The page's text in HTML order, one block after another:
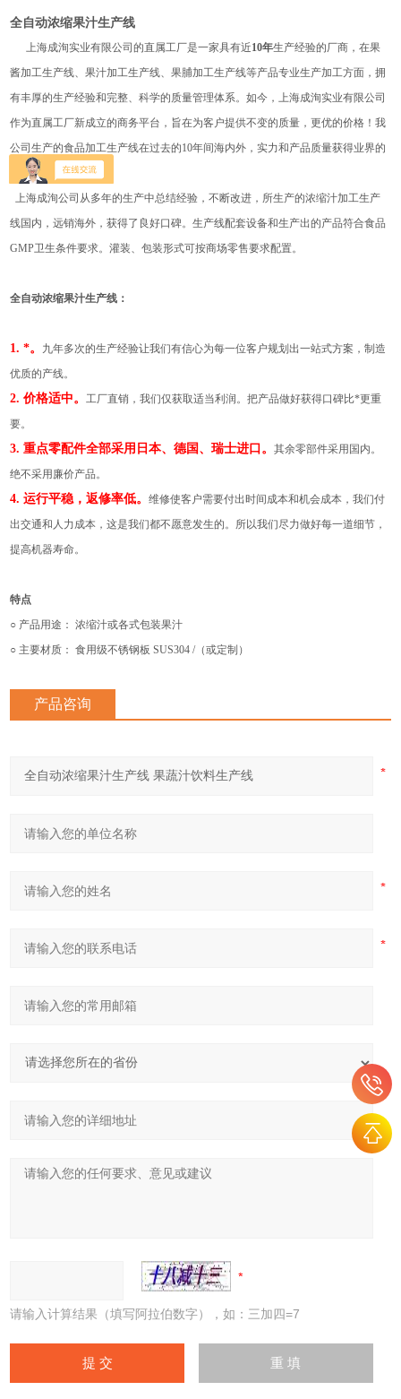
全自动浓缩果汁生产线
上海成洵实业有限公司的直属工厂是一家具有近10年生产经验的厂商，在果
酱加工生产线、果汁加工生产线、果脯加工生产线等产品专业生产加工方面，拥
有丰厚的生产经验和完整、科学的质量管理体系。如今，上海成洵实业有限公司
作为直属工厂新成立的商务平台，旨在为客户提供不变的质量，更优的价格！我
公司生产的食品加工生产线在过去的10年间海内外，实力和产品质量获得业界的
认可。
上海成洵公司从多年的生产中总结经验，不断改进，所生产的浓缩汁加工生产
线国内，远销海外，获得了良好口碑。生产线配套设备和生产出的产品符合食品
GMP卫生条件要求。灌装、包装形式可按商场零售要求配置。
全自动浓缩果汁生产线 ：
1. *。 九年多次的生产经验让我们有信心为每一位客户规划出一站式方案，制造
优质的产线。
2. 价格适中。 工厂直销，我们仅获取适当利润。把产品做好获得口碑比*更重
要。
3. 重点零配件全部采用日本、德国、瑞士进口。其余零部件采用国内。
绝不采用廉价产品。
4. 运行平稳，返修率低。维修使客户需要付出时间成本和机会成本，我们付
出交通和人力成本，这是我们都不愿意发生的。所以我们尽力做好每一道细节，
提高机器寿命。
特点
○ 产品用途： 浓缩汁或各式包装果汁
○ 主要材质： 食用级不锈钢板 SUS304 /（或定制）
产品咨询
请输入计算结果（填写阿拉伯数字），如：三加四=7